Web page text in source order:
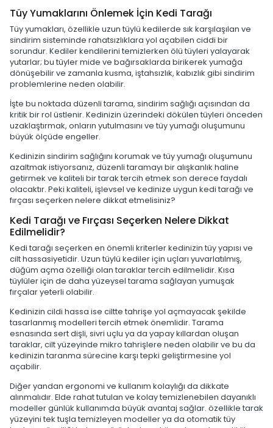
Tüy Yumaklarını Önlemek İçin Kedi Tarağı
Tüy yumakları, özellikle uzun tüylü kedilerde sık karşılaşılan ve
sindirim sisteminde rahatsızlıklara yol açabilen ciddi bir
sorundur. Kediler kendilerini temizlerken ölü tüyleri yalayarak
yutarlar; bu tüyler mide ve bağırsaklarda birikerek yumağa
dönüşebilir ve zamanla kusma, iştahsızlık, kabızlık gibi sindirim
problemlerine neden olabilir.
İşte bu noktada düzenli tarama, sindirim sağlığı açısından da
kritik bir rol üstlenir. Kedinizin üzerindeki dökülen tüyleri önceden
uzaklaştırmak, onların yutulmasını ve tüy yumağı oluşumunu
büyük ölçüde engeller.
Kedinizin sindirim sağlığını korumak ve tüy yumağı oluşumunu
azaltmak istiyorsanız, düzenli taramayı bir alışkanlık haline
getirmek ve kaliteli bir tarak tercih etmek son derece faydalı
olacaktır. Peki kaliteli, işlevsel ve kedinize uygun kedi tarağı ve
fırçası seçerken nelere dikkat etmelisiniz?
Kedi Tarağı ve Fırçası Seçerken Nelere Dikkat
Edilmelidir?
Kedi tarağı seçerken en önemli kriterler kedinizin tüy yapısı ve
cilt hassasiyetidir. Uzun tüylü kediler için uçları yuvarlatılmış,
düğüm açma özelliği olan taraklar tercih edilmelidir. Kısa
tüylüler için de daha yüzeysel tarama sağlayan yumuşak
fırçalar yeterli olabilir.
Kedinizin cildi hassa ise ciltte tahrişe yol açmayacak şekilde
tasarlanmış modelleri tercih etmek önemlidir. Tarama
esnasında sert dişli, sivri uçlu ya da yapay kıllardan oluşan
taraklar, cilt yüzeyinde mikro tahrişlere neden olabilir ve bu da
kedinizin taranma sürecine karşı tepki geliştirmesine yol
açabilir.
Diğer yandan ergonomi ve kullanım kolaylığı da dikkate
alınmalıdır. Elde rahat tutulan ve kolay temizlenebilen dayanıklı
modeller günlük kullanımda büyük avantaj sağlar. özellikle tarak
yüzeyini tek tuşla temizleyen modeller ya da otomatik tüy